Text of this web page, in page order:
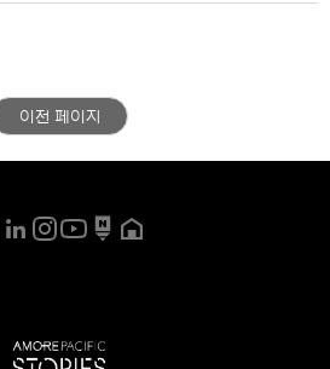
이전 페이지